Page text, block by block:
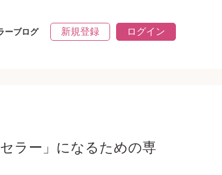
ーブログ 新規登録 ログイン
ラー」になるための専